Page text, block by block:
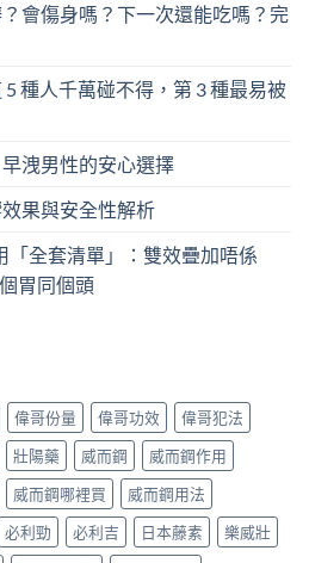
會傷身嗎？下一次還能吃嗎？完
種人千萬碰不得，第 3 種最易被
洩男性的安心選擇
果與安全性解析
「全套清單」：雙效疊加唔係
胃同個頭
偉哥份量 偉哥功效
偉哥犯法
壯陽藥 威而鋼
威而鋼作用
威而鋼哪裡買
威而鋼用法
必利勁 必利吉 日本藤素
樂威壯